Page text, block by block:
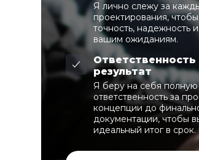
Я лично слежу за
проектирования,
точность, надежность
вашим ожиданиям.
Ответственность
результат
Я беру на себя полную
ответственность за
концепции до
документации, чтобы
идеальный итог в срок.